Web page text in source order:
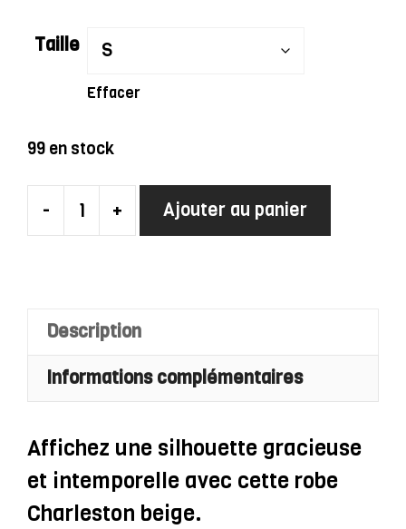
Taille
Effacer
99 en stock
-
quantité
Beige
À
Épaules
Et
Franges
Blanches
+ Ajouter au panier
Description
Informations complémentaires
Affichez une silhouette gracieuse
et intemporelle avec cette robe
Charleston beige.